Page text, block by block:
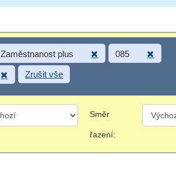
plus 085
Zrušit vše
Směr
řazení: